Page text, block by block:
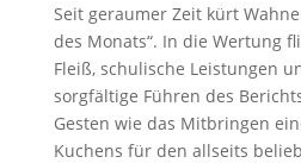
Seit geraumer Zeit kürt
des Monats“. In die Wertung
Fleiß, schulische Leistungen
sorgfältige Führen des
Gesten wie das Mitbringen
Kuchens für den allseits